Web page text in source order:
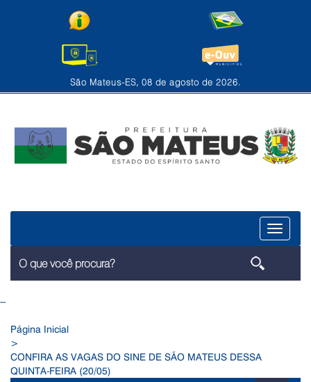
São Mateus-ES, 08 de agosto de 2026.
Menu
--
Página Inicial
>
CONFIRA AS VAGAS DO SINE DE SÃO MATEUS DESSA
QUINTA-FEIRA (20/05)